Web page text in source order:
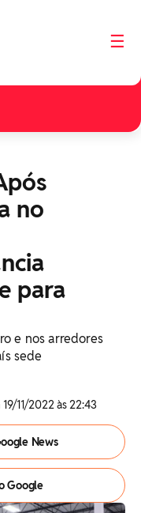
☰
no
para
e nos arredores
sede
19/11/2022 às 22:43
News
Google